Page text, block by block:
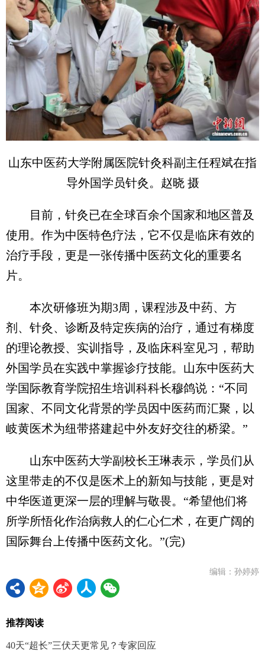
山东中医药大学附属医院针灸科副主任程斌在指
导外国学员针灸。赵晓 摄
目前，针灸已在全球百余个国家和地区普及
使用。作为中医特色疗法，它不仅是临床有效的
治疗手段，更是一张传播中医药文化的重要名
片。
本次研修班为期3周，课程涉及中药、方
剂、针灸、诊断及特定疾病的治疗，通过有梯度
的理论教授、实训指导，及临床科室见习，帮助
外国学员在实践中掌握诊疗技能。山东中医药大
学国际教育学院招生培训科科长穆鸽说：“不同
国家、不同文化背景的学员因中医药而汇聚，以
岐黄医术为纽带搭建起中外友好交往的桥梁。”
山东中医药大学副校长王琳表示，学员们从
这里带走的不仅是医术上的新知与技能，更是对
中华医道更深一层的理解与敬畏。“希望他们将
所学所悟化作治病救人的仁心仁术，在更广阔的
国际舞台上传播中医药文化。”(完)
编辑：孙婷婷
推荐阅读
40天“超长”三伏天更常见？专家回应